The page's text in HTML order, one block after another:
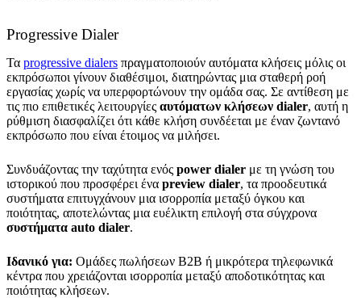
Progressive Dialer
Τα progressive dialers πραγματοποιούν αυτόματα κλήσεις μόλις οι
εκπρόσωποι γίνουν διαθέσιμοι, διατηρώντας μια σταθερή ροή
εργασίας χωρίς να υπερφορτώνουν την ομάδα σας. Σε αντίθεση με
τις πιο επιθετικές λειτουργίες αυτόματων κλήσεων dialer, αυτή η
ρύθμιση διασφαλίζει ότι κάθε κλήση συνδέεται με έναν ζωντανό
εκπρόσωπο που είναι έτοιμος να μιλήσει.
Συνδυάζοντας την ταχύτητα ενός power dialer με τη γνώση του
ιστορικού που προσφέρει ένα preview dialer, τα προοδευτικά
συστήματα επιτυγχάνουν μια ισορροπία μεταξύ όγκου και
ποιότητας, αποτελώντας μια ευέλικτη επιλογή στα σύγχρονα
συστήματα auto dialer.
Ιδανικό για: Ομάδες πωλήσεων B2B ή μικρότερα τηλεφωνικά
κέντρα που χρειάζονται ισορροπία μεταξύ αποδοτικότητας και
ποιότητας κλήσεων.